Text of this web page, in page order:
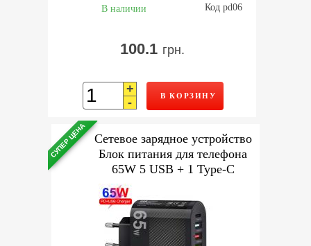
В наличии Код pd06
100.1 грн.
+
-
В КОРЗИНУ
Сетевое зарядное устройство
Блок питания для телефона
65W 5 USB + 1 Type-C
СУПЕР ЦЕНА